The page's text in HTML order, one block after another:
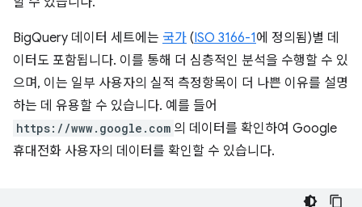
BigQuery 데이터 세트에는 국가 (ISO 3166-1에 정의됨)별 데
이터도 포함됩니다. 이를 통해 더 심층적인 분석을 수행할 수 있
으며, 이는 일부 사용자의 실적 측정항목이 더 나쁜 이유를 설명
하는 데 유용할 수 있습니다. 예를 들어
https://www.google.com 의 데이터를 확인하여 Google
휴대전화 사용자의 데이터를 확인할 수 있습니다.